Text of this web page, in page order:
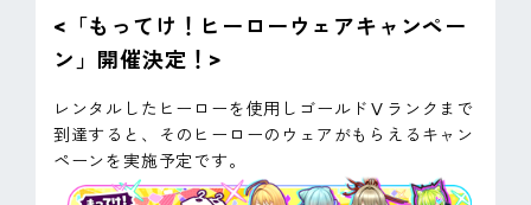
<「もってけ！ヒーローウェアキャンペー
ン」開催決定！>
レンタルしたヒーローを使用しゴールドⅤランクまで
到達すると、そのヒーローのウェアがもらえるキャン
ペーンを実施予定です。